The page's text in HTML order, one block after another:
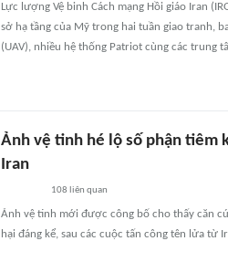
Lực lượng Vệ binh Cách mạng Hồi giáo Iran
sở hạ tầng của Mỹ trong hai tuần giao tranh,
(UAV), nhiều hệ thống Patriot cùng các trung
Ảnh vệ tinh hé lộ số phận tiêm
Iran
108 liên quan
Ảnh vệ tinh mới được công bố cho thấy căn
hại đáng kể, sau các cuộc tấn công tên lửa từ